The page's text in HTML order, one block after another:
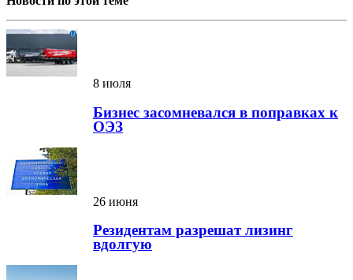
8 июля
Бизнес засомневался в поправках к
ОЭЗ
26 июня
Резидентам разрешат лизинг
вдолгую